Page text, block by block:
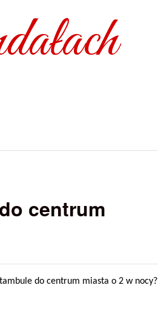
centrum
do centrum miasta o 2 w nocy?